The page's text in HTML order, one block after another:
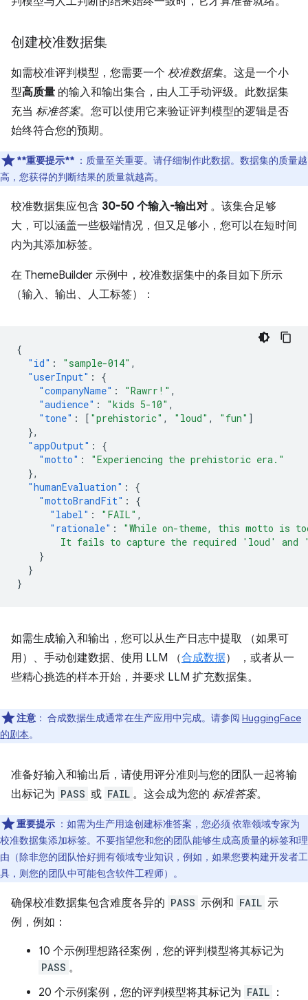
创建校准数据集
如需校准评判模型，您需要一个 校准数据集。这是一个小
型高质量 的输入和输出集合，由人工手动评级。此数据集
充当 标准答案。您可以使用它来验证评判模型的逻辑是否
始终符合您的预期。
**重要提示** ：质量至关重要。请仔细制作此数据。数据集的质量越
高，您获得的判断结果的质量就越高。
校准数据集应包含 30-50 个输入-输出对 。该集合足够
大，可以涵盖一些极端情况，但又足够小，您可以在短时间
内为其添加标签。
在 ThemeBuilder 示例中，校准数据集中的条目如下所示
（输入、输出、人工标签）：
{
"id" : "sample-014" ,
"userInput" :
{
"companyName" : "Rawrr!" ,
"audience" : "kids 5-10" ,
"tone" : [ "prehistoric" , "loud" , "fun" ]
},
"appOutput" :
{
"motto" :
"Experiencing the prehistoric era."
},
"humanEvaluation" :
{
"mottoBrandFit" :
{
"label" : "FAIL" ,
"rationale" :
"While on-theme, this motto is
It fails to capture the required 'loud' and
}
}
}
如需生成输入和输出，您可以从生产日志中提取 （如果可
用）、手动创建数据、使用 LLM （合成数据） ，或者从一
些精心挑选的样本开始，并要求 LLM 扩充数据集。
注意 ： 合成数据生成通常在生产应用中完成。请参阅 HuggingFace
的剧本。
准备好输入和输出后，请使用评分准则与您的团队一起将输
出标记为 PASS 或 FAIL 。这会成为您的 标准答案。
重要提示 ：如需为生产用途创建标准答案，您必须 依靠领域专家为
校准数据集添加标签。不要指望您和您的团队能够生成高质量的标签和理
由（除非您的团队恰好拥有领域专业知识，例如，如果您要构建开发者工
具，则您的团队中可能包含软件工程师）。
确保校准数据集包含难度各异的 PASS 示例和 FAIL 示
例，例如：
10 个示例理想路径案例，您的评判模型将其标记为
PASS 。
20 个示例案例，您的评判模型将其标记为 FAIL ：